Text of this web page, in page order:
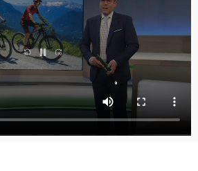
Vorteile auf mehreren Ebenen:
durch eine E-Bike Akku Reparatur im
% gegenüber einem Neukauf.
die Lebensdauer eines Akkus
erschließen neue